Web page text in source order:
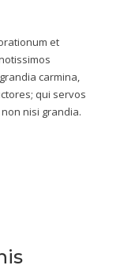
et
carmina,
qui servos
nisi grandia.